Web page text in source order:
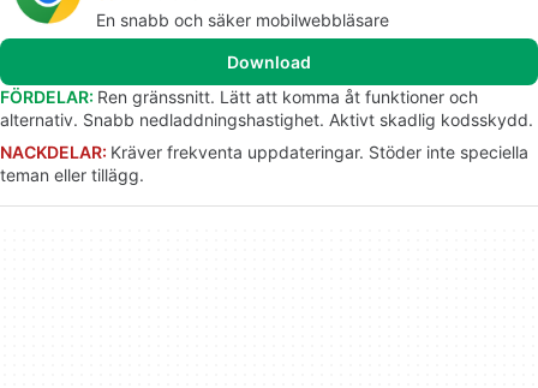
En snabb och säker mobilwebbläsare
Download
FÖRDELAR: Ren gränssnitt. Lätt att komma åt funktioner och
alternativ. Snabb nedladdningshastighet. Aktivt skadlig kodsskydd.
NACKDELAR: Kräver frekventa uppdateringar. Stöder inte speciella
teman eller tillägg.